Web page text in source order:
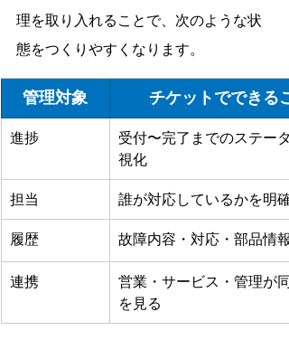
理を取り入れることで、次のような状
態をつくりやすくなります。
管理対象 チケットでできる
進捗
受付〜完了までのステー
視化
担当 誰が対応しているかを明確
履歴 故障内容・対応・部品情報
連携
営業・サービス・管理が同
を見る